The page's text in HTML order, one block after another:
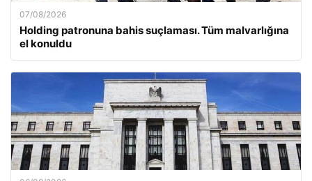
07/08/2026
Holding patronuna bahis suçlaması. Tüm malvarlığına
el konuldu